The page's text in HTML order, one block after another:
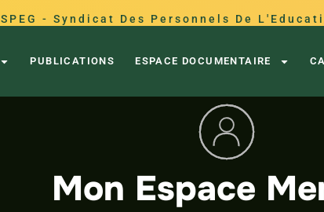
SPEG - Syndicat Des Personnels De
PUBLICATIONS ESPACE DOCUMENTAIRE
Mon Espace